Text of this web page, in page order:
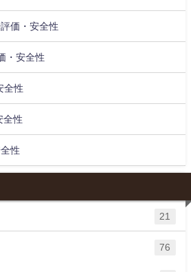
価・安全性
・安全性
全性
全性
性
21
76